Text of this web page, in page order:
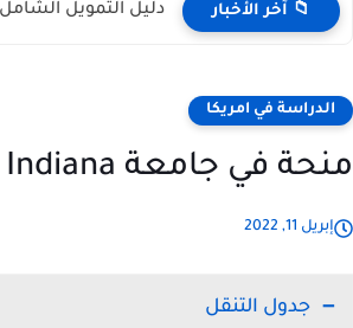
📁 آخر الأخبار دليل التمويل
الدراسة في امريكا
منحة في جامعة Southern Indiana لدراسة البكالوريوس 2022
إبريل 11, 2022
جدول التنقل